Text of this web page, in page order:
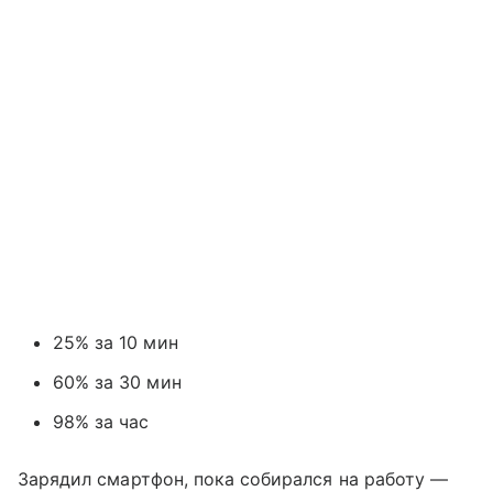
25% за 10 мин
60% за 30 мин
98% за час
Зарядил смартфон, пока собирался на работу —